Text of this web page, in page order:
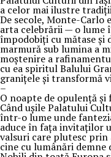
a celor mai ilustre
De secole, Monte-Carlo
arta celebrării — o lume
împodobiți cu mătase și
marmură sub lumina a
moștenire a
cu ea spiritul Balului
granițele și transformă
–
O noapte de opulență și
Când ușile Palatului
într-o lume unde
aduce în fața invitaților
valsuri care plutesc
cine cu lumânări demne